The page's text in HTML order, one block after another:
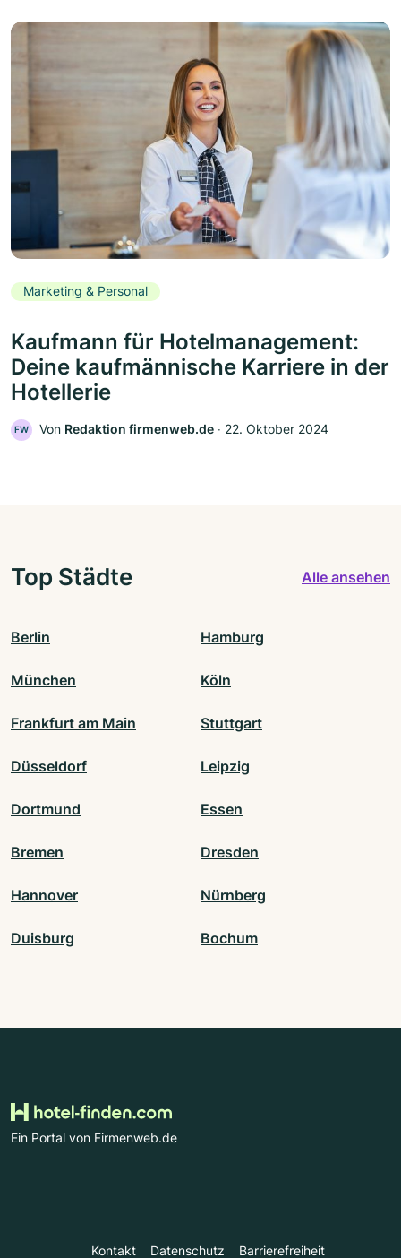
Marketing & Personal
Kaufmann für Hotelmanagement:
Deine kaufmännische Karriere in der
Hotellerie
FW Von Redaktion firmenweb.de ‧ 22. Oktober 2024
Top Städte Alle ansehen
Berlin Hamburg
München Köln
Frankfurt am Main Stuttgart
Düsseldorf Leipzig
Dortmund Essen
Bremen Dresden
Hannover Nürnberg
Duisburg Bochum
Ein Portal von Firmenweb.de
Kontakt Datenschutz Barrierefreiheit